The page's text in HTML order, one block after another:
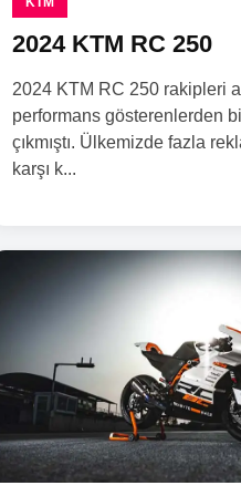
2024 KTM RC 250
2024 KTM RC 250 rakipleri
performans gösterenlerden
çıkmıştı. Ülkemizde fazla
karşı k...